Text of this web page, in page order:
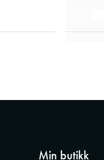
Min butikk